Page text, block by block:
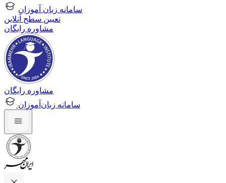
سامانه زبان آموزان
تعیین سطح آنلاین
مشاوره رایگان
مشاوره رایگان
سامانه زبان‌آموزان